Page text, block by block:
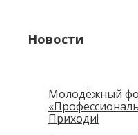
Новости
Молодёжный
Приходи!